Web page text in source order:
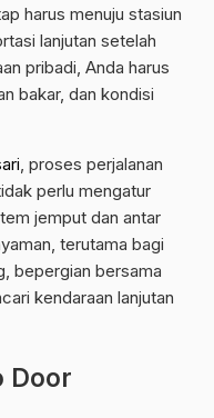
harus menuju stasiun
lanjutan setelah
pribadi, Anda harus
bakar, dan kondisi
, proses perjalanan
perlu mengatur
jemput dan antar
terutama bagi
bepergian bersama
kendaraan lanjutan
Door